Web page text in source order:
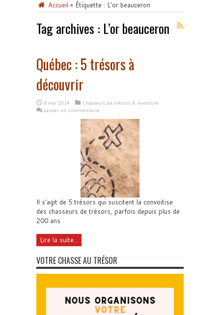
Accueil » Étiquette : L’or beauceron
Tag archives : L’or beauceron
Québec : 5 trésors à
découvrir
6 mai 2014
Chasseurs de trésors & Aventure
Laisser un commentaire
Il s'agit de 5 trésors qui suscitent la convoitise
des chasseurs de trésors, parfois depuis plus de
200 ans
Lire la suite...
VOTRE CHASSE AU TRÉSOR